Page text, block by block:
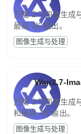
万相 2.7 图像生成
最高 2K 输出。
图像生成与处理
Wan2.7-
万相 2.7 图像生成
和最高 4K 输出。
图像生成与处理